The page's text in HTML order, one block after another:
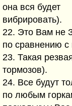
она вся будет
вибрировать).
22. Это Вам не
по сравнению с
23. Такая
тормозов).
24. Все будут
по любым